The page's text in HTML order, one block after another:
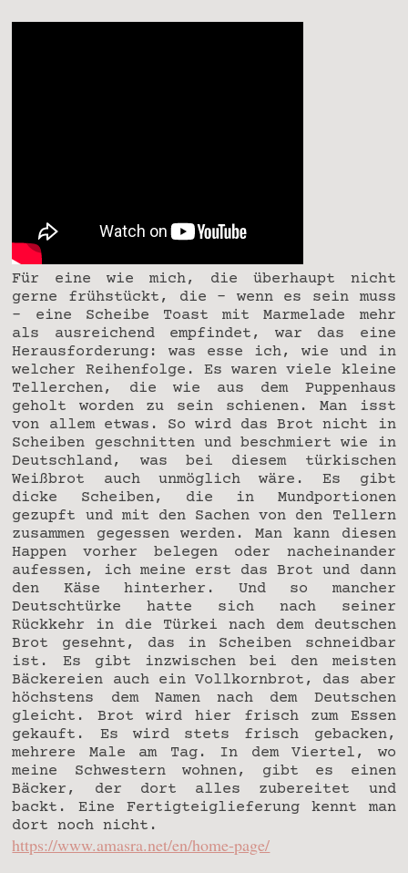
Für eine wie mich, die überhaupt nicht
gerne frühstückt, die – wenn es sein muss
– eine Scheibe Toast mit Marmelade mehr
als ausreichend empfindet, war das eine
Herausforderung: was esse ich, wie und in
welcher Reihenfolge. Es waren viele kleine
Tellerchen, die wie aus dem Puppenhaus
geholt worden zu sein schienen. Man isst
von allem etwas. So wird das Brot nicht in
Scheiben geschnitten und beschmiert wie in
Deutschland, was bei diesem türkischen
Weißbrot auch unmöglich wäre. Es gibt
dicke Scheiben, die in Mundportionen
gezupft und mit den Sachen von den Tellern
zusammen gegessen werden. Man kann diesen
Happen vorher belegen oder nacheinander
aufessen, ich meine erst das Brot und dann
den Käse hinterher. Und so mancher
Deutschtürke hatte sich nach seiner
Rückkehr in die Türkei nach dem deutschen
Brot gesehnt, das in Scheiben schneidbar
ist. Es gibt inzwischen bei den meisten
Bäckereien auch ein Vollkornbrot, das aber
höchstens dem Namen nach dem Deutschen
gleicht. Brot wird hier frisch zum Essen
gekauft. Es wird stets frisch gebacken,
mehrere Male am Tag. In dem Viertel, wo
meine Schwestern wohnen, gibt es einen
Bäcker, der dort alles zubereitet und
backt. Eine Fertigteiglieferung kennt man
dort noch nicht.
https://www.amasra.net/en/home-page/